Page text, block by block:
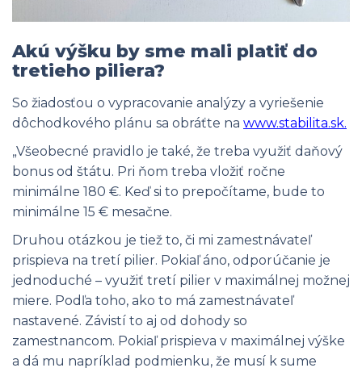
Akú výšku by sme mali platiť do
tretieho piliera?
So žiadosťou o vypracovanie analýzy a vyriešenie
dôchodkového plánu sa obráťte na www.stabilita.sk.
„Všeobecné pravidlo je také, že treba využiť daňový
bonus od štátu. Pri ňom treba vložiť ročne
minimálne 180 €. Keď si to prepočítame, bude to
minimálne 15 € mesačne.
Druhou otázkou je tiež to, či mi zamestnávateľ
prispieva na tretí pilier. Pokiaľ áno, odporúčanie je
jednoduché – využiť tretí pilier v maximálnej možnej
miere. Podľa toho, ako to má zamestnávateľ
nastavené. Závistí to aj od dohody so
zamestnancom. Pokiaľ prispieva v maximálnej výške
a dá mu napríklad podmienku, že musí k sume